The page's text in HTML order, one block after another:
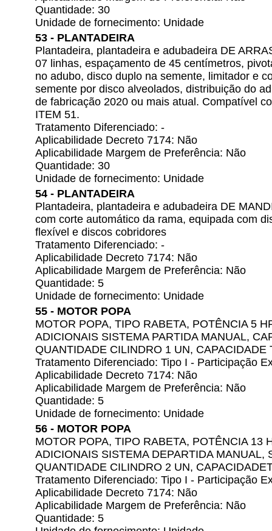
Quantidade: 30
Unidade de fornecimento: Unidade
53 - PLANTADEIRA
Plantadeira, plantadeira e adubadeira DE
07 linhas, espaçamento de 45 centímetros,
no adubo, disco duplo na semente, limitador e
semente por disco alveolados, distribuição do
de fabricação 2020 ou mais atual. Compatível
ITEM 51.
Tratamento Diferenciado: -
Aplicabilidade Decreto 7174: Não
Aplicabilidade Margem de Preferência: Não
Quantidade: 30
Unidade de fornecimento: Unidade
54 - PLANTADEIRA
Plantadeira, plantadeira e adubadeira DE
com corte automático da rama, equipada com
flexível e discos cobridores
Tratamento Diferenciado: -
Aplicabilidade Decreto 7174: Não
Aplicabilidade Margem de Preferência: Não
Quantidade: 5
Unidade de fornecimento: Unidade
55 - MOTOR POPA
MOTOR POPA, TIPO RABETA, POTÊNCIA 5
ADICIONAIS SISTEMA PARTIDA MANUAL,
QUANTIDADE CILINDRO 1 UN, CAPACIDADE
Tratamento Diferenciado: Tipo I - Participação
Aplicabilidade Decreto 7174: Não
Aplicabilidade Margem de Preferência: Não
Quantidade: 5
Unidade de fornecimento: Unidade
56 - MOTOR POPA
MOTOR POPA, TIPO RABETA, POTÊNCIA 13
ADICIONAIS SISTEMA DEPARTIDA MANUAL,
QUANTIDADE CILINDRO 2 UN,
Tratamento Diferenciado: Tipo I - Participação
Aplicabilidade Decreto 7174: Não
Aplicabilidade Margem de Preferência: Não
Quantidade: 5